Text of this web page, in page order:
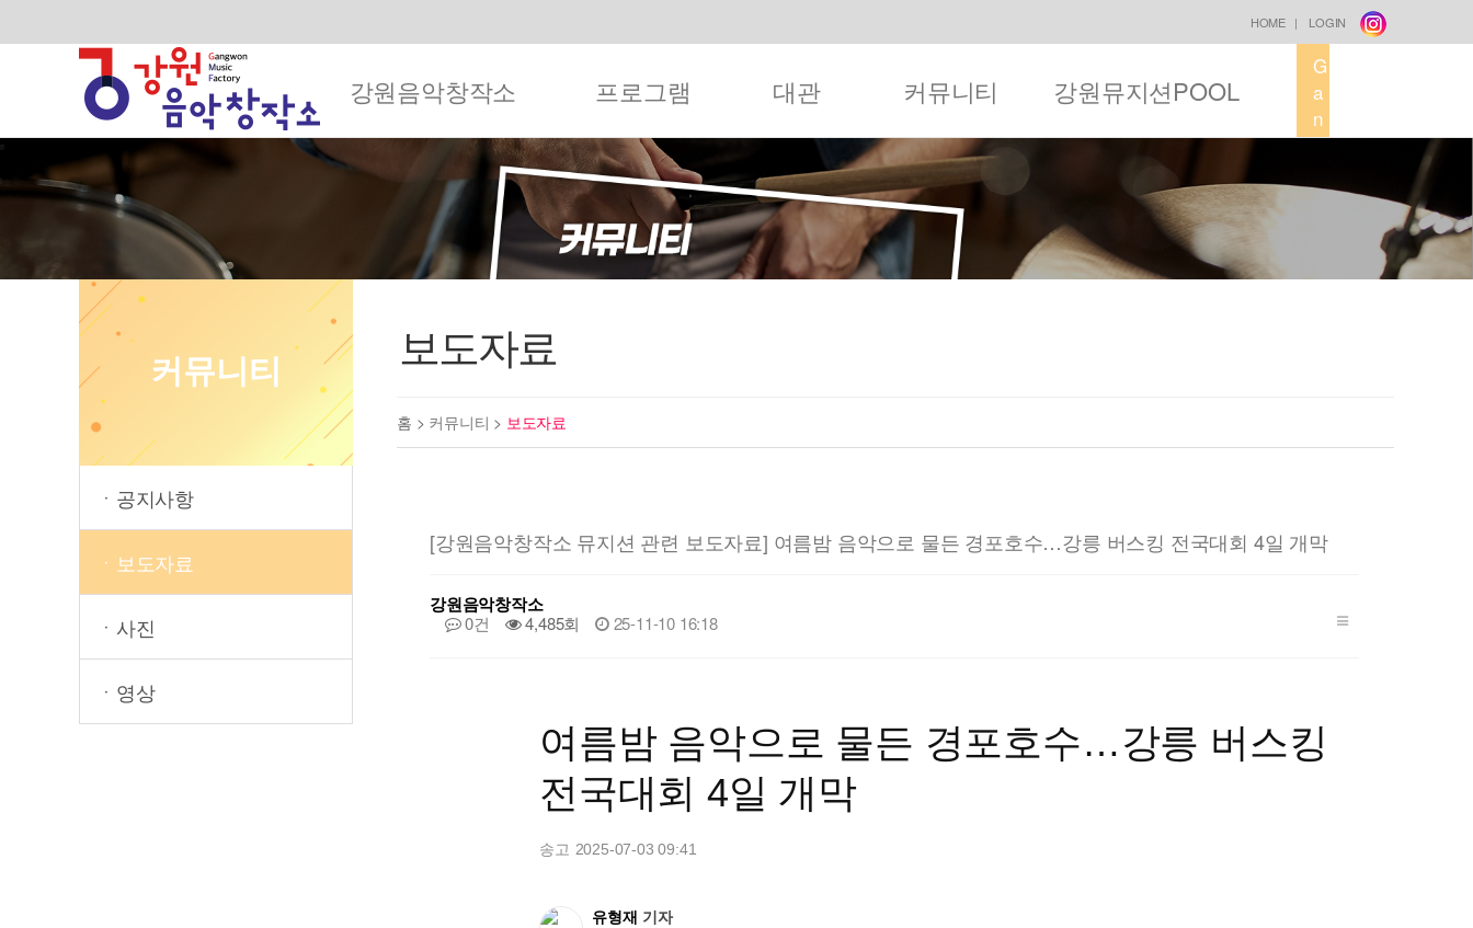
HOME | LOGIN
강원음악창작소 프로그램 대관 커뮤니티 강원뮤지션POOL
G
a
n
g
o
u
y
커뮤니티
ㆍ공지사항
ㆍ보도자료
ㆍ사진
ㆍ영상
보도자료
홈 > 커뮤니티 > 보도자료
[강원음악창작소 뮤지션 관련 보도자료] 여름밤 음악으로 물든 경포호수…강릉 버스킹 전국대회 4일 개막
강원음악창작소
0건 4,485회 25-11-10 16:18
여름밤 음악으로 물든 경포호수…강릉 버스킹
전국대회 4일 개막
송고 2025-07-03 09:41
유형재 기자